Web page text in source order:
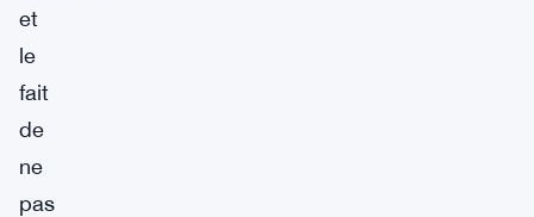
et
le
fait
de
ne
pas